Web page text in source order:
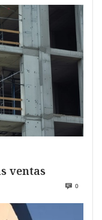
ventas
0